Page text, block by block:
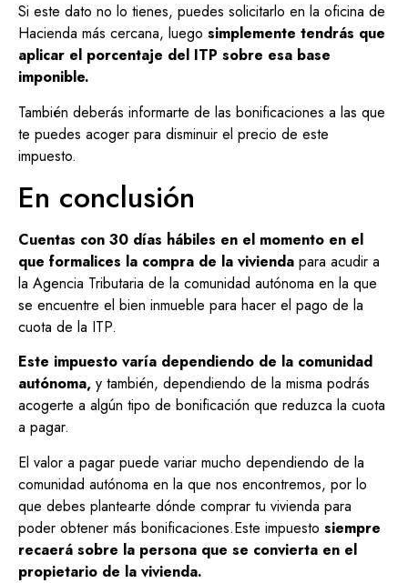
Si este dato no lo tienes, puedes solicitarlo en la oficina de
Hacienda más cercana, luego simplemente tendrás que
aplicar el porcentaje del ITP sobre esa base
imponible.
También deberás informarte de las bonificaciones a las que
te puedes acoger para disminuir el precio de este
impuesto.
En conclusión
Cuentas con 30 días hábiles en el momento en el
que formalices la compra de la vivienda para acudir a
la Agencia Tributaria de la comunidad autónoma en la que
se encuentre el bien inmueble para hacer el pago de la
cuota de la ITP.
Este impuesto varía dependiendo de la comunidad
autónoma, y también, dependiendo de la misma podrás
acogerte a algún tipo de bonificación que reduzca la cuota
a pagar.
El valor a pagar puede variar mucho dependiendo de la
comunidad autónoma en la que nos encontremos, por lo
que debes plantearte dónde comprar tu vivienda para
poder obtener más bonificaciones.Este impuesto siempre
recaerá sobre la persona que se convierta en el
propietario de la vivienda.